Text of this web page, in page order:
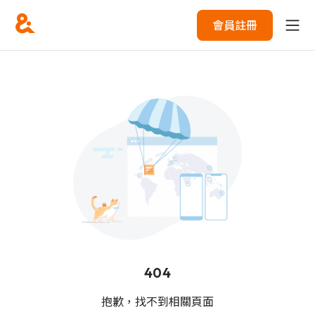
會員註冊
404
抱歉，找不到相關頁面